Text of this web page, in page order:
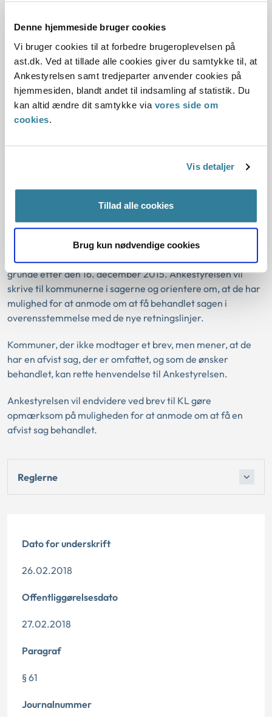
Denne hjemmeside bruger cookies
Vi bruger cookies til at forbedre brugeroplevelsen på
ast.dk. Ved at tillade alle cookies giver du samtykke til, at
Ankestyrelsen samt tredjeparter anvender cookies på
hjemmesiden, blandt andet til indsamling af statistik. Du
kan altid ændre dit samtykke via vores side om
cookies.
Vis detaljer
Tillad alle cookies
Brug kun nødvendige cookies
nærmere retningslinjer for sagsbehandlingen.
Genoptagelse
Landsrettens dom vedrører behandlingen af sager efter §
61, ikke det materielle indhold af Ankestyrelsens afgørelser.
Dommen giver derfor ikke anledning til generelt at
genoptage afgjorte sager.
Ankestyrelsen kunne dog ikke efter dommens afsigelse den
mellem kommuner med henvisning til, at klagefristen i
retssikkerhedslovens § 67 ikke var overholdt, at der ikke var
truffet en afgørelse, eller at der ikke var foretaget
Ankestyrelsen har ved søgning i sagsbehandlingssystemet
fundet frem til en række sager, som er blevet afvist af disse
grunde efter den 16. december 2015. Ankestyrelsen vil
skrive til kommunerne i sagerne og orientere om, at de har
mulighed for at anmode om at få behandlet sagen i
overensstemmelse med de nye retningslinjer.
Kommuner, der ikke modtager et brev, men mener, at de
har en afvist sag, der er omfattet, og som de ønsker
behandlet, kan rette henvendelse til Ankestyrelsen.
Ankestyrelsen vil endvidere ved brev til KL gøre
opmærksom på muligheden for at anmode om at få en
afvist sag behandlet.
Reglerne
Dato for underskrift
26.02.2018
Offentliggørelsesdato
27.02.2018
Paragraf
§ 61
Journalnummer